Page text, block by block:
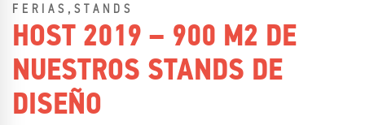
FERIAS , STANDS
HOST 2019 – 900 M2 DE
NUESTROS STANDS DE
DISEÑO